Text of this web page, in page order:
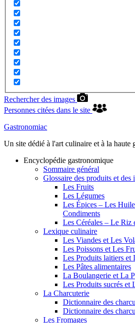
Rechercher des images
Personnes citées dans le site
Gastronomiac
Un site dédié à l'art culinaire et à la haute
Encyclopédie gastronomique
Sommaire général
Glossaire des produits et des
Les Fruits
Les Légumes
Les Épices – Les
Condiments
Les Céréales – Le Riz
Lexique culinaire
Les Viandes et Les
Les Poissons et Les
Les Produits laitiers
Les Pâtes alimentaires
La Boulangerie et La
Les Produits sucrés et
La Charcuterie
Dictionnaire des
Dictionnaire des
Les Fromages